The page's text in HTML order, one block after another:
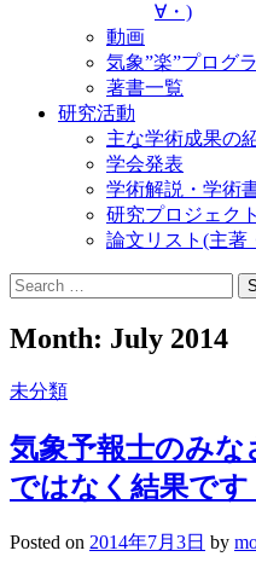
∀・)
動画
気象”楽”プログ
著書一覧
研究活動
主な学術成果の
学会発表
学術解説・学術
研究プロジェクト
論文リスト(主著
Search
for:
Month: July 2014
未分類
気象予報士のみな
ではなく結果です
Posted on 2014年7月3日 by